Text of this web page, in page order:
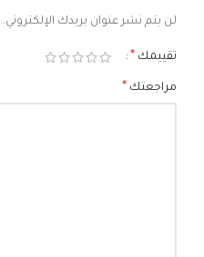
لن يتم نشر عنوان بريدك الإلكتروني.
تقييمك *
مراجعتك *